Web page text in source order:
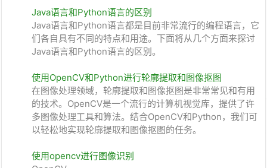
Java语言和Python语言的区别
Java语言和Python语言都是目前非常流行的编程语言，它
们各自具有不同的特点和用途。下面将从几个方面来探讨
Java语言和Python语言的区别。
使用OpenCV和Python进行轮廓提取和图像抠图
在图像处理领域，轮廓提取和图像抠图是非常常见和有用
的技术。OpenCV是一个流行的计算机视觉库，提供了许
多图像处理工具和算法。结合OpenCV和Python，我们可
以轻松地实现轮廓提取和图像抠图的任务。
使用opencv进行图像识别